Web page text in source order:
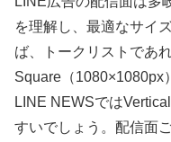
を理解し、最適なサイ
ば、トークリストであ
Square（1080×1080px
LINE NEWSでは
すいでしょう。配信面